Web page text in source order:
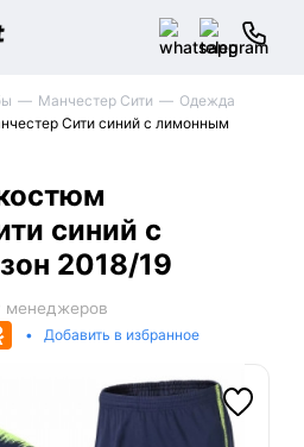
Манчестер Сити
Одежда
Сити синий с лимонным
синий с
2018/19
• Добавить в избранное